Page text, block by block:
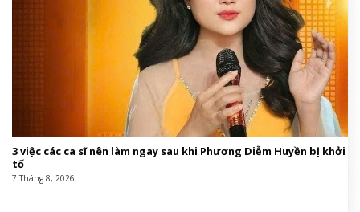
3 việc các ca sĩ nên làm ngay sau khi Phương Diễm Huyền bị khởi
tố
7 Tháng 8, 2026